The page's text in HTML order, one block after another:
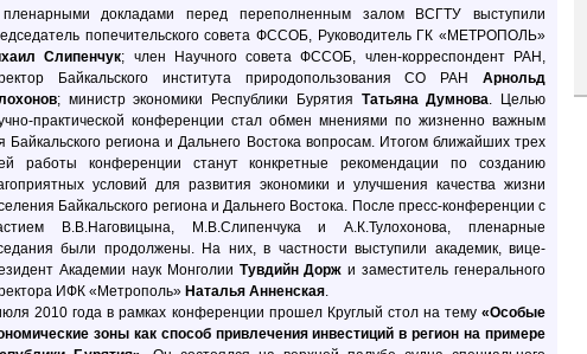
докладами перед переполненным залом ВСГТУ выступили
попечительского совета ФССОБ, Руководитель ГК «МЕТРОПОЛЬ»
Слипенчук; член Научного совета ФССОБ, член-корреспондент РАН,
Байкальского института природопользования СО РАН Арнольд
; министр экономики Республики Бурятия Татьяна Думнова . Целью
практической конференции стал обмен мнениями по жизненно важным
Байкальского региона и Дальнего Востока вопросам. Итогом ближайших трех
работы конференции станут конкретные рекомендации по созданию
условий для развития экономики и улучшения качества жизни
Байкальского региона и Дальнего Востока. После пресс-конференции с
В.В.Наговицына, М.В.Слипенчука и А.К.Тулохонова, пленарные
были продолжены. На них, в частности выступили академик, вице-
Академии наук Монголии Тувдийн Дорж и заместитель генерального
ИФК «Метрополь» Наталья Анненская
2010 года в рамках конференции прошел Круглый стол на тему «Особые
зоны как способ привлечения инвестиций в регион на примере